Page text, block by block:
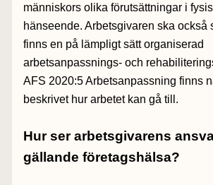
människors olika förutsättningar i
hänseende. Arbetsgivaren ska också
finns en på lämpligt sätt organiserad
arbetsanpassnings- och
AFS 2020:5 Arbetsanpassning finns
beskrivet hur arbetet kan gå till.
Hur ser arbetsgivarens
gällande företagshälsa?